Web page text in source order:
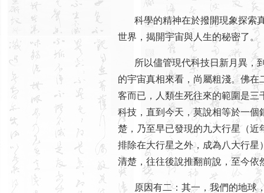
科學的精神在於撥開現象探索真
世界，揭開宇宙與人生的秘密了。
所以儘管現代科技日新月異，到
的宇宙真相來看，尚屬粗淺。佛
客而已，人類生死往來的範圍是
科技，直到今天，莫說相等於一
楚，乃至早已發現的九大行星（
排除在大行星之外，成為八大行
清楚，往往後說推翻前說，至今依
原因有二：其一，我們的地球，